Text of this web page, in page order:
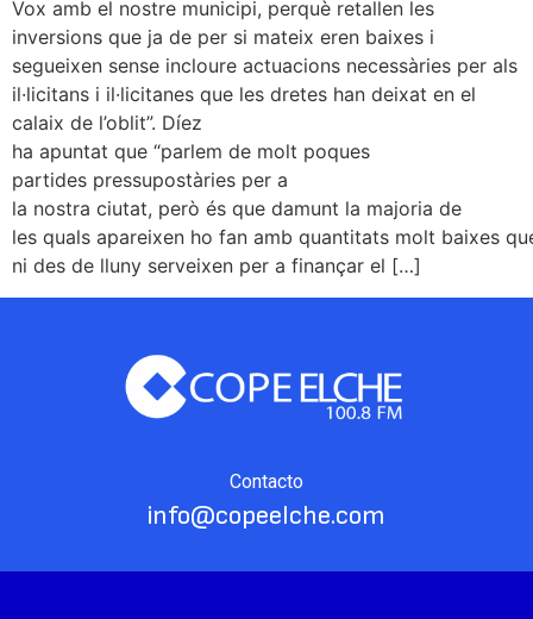
Vox amb el nostre municipi, perquè retallen les
inversions que ja de per si mateix eren baixes i
segueixen sense incloure actuacions necessàries per als
il·licitans i il·licitanes que les dretes han deixat en el
calaix de l’oblit”. Díez
ha apuntat que “parlem de molt poques
partides pressupostàries per a
la nostra ciutat, però és que damunt la majoria de
les quals apareixen ho fan amb quantitats molt baixes
ni des de lluny serveixen per a finançar el […]
Contacto
info@copeelche.com